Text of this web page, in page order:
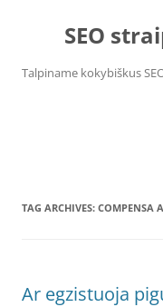
contentSEO
Talpiname kokybiškus
TAG ARCHIVES: COMPENSA
Ar egzistuoja